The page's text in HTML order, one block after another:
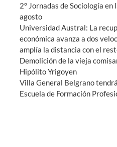
2° Jornadas de Sociología en
agosto
Universidad Austral: La
económica avanza a dos
amplía la distancia con el
Demolición de la vieja
Hipólito Yrigoyen
Villa General Belgrano
Escuela de Formación